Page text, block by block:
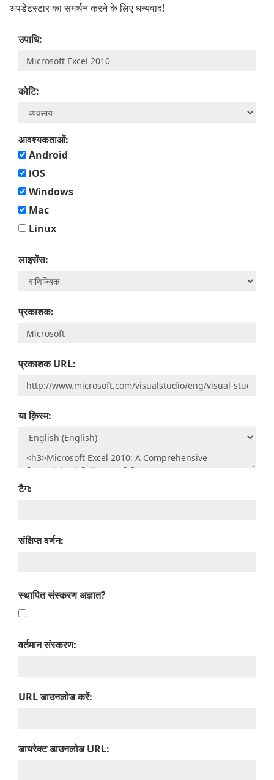
अपडेटस्टार का समर्थन करने के लिए धन्यवाद!
उपाधि:
कोटि:
आवश्यकताओं:
Android
iOS
Windows
Mac
Linux
लाइसेंस:
प्रकाशक:
प्रकाशक URL:
या क़िस्‍म:
टैग:
संक्षिप्त वर्णन:
स्थापित संस्करण अज्ञात?
वर्तमान संस्करण:
URL डाउनलोड करें:
डायरेक्ट डाउनलोड URL: